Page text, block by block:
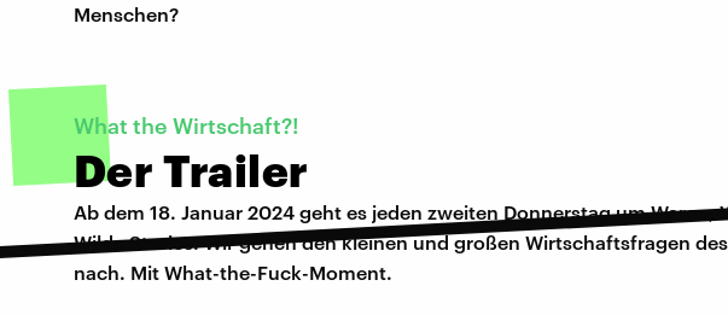
Menschen?
What the Wirtschaft?!
Der Trailer
Ab dem 18. Januar 2024 geht es jeden zweiten Donnerstag um Waren,
Wilde Stories. Wir gehen den kleinen und großen Wirtschaftsfragen
nach. Mit What-the-Fuck-Moment.